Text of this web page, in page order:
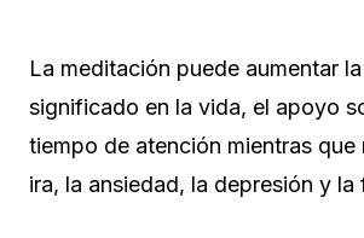
La meditación puede aumentar
significado en la vida, el apoyo
tiempo de atención mientras que
ira, la ansiedad, la depresión y la